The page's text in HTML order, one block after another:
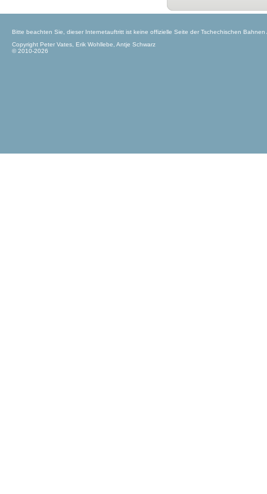
Bitte beachten Sie, dieser Internetauftritt ist keine offizielle Seite der Tschechischen
Copyright Peter Vates, Erik Wohllebe, Antje Schwarz
© 2010-2026